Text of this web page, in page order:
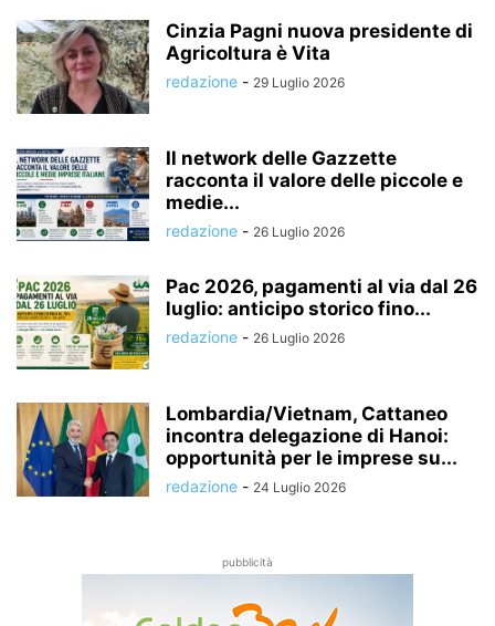
Cinzia Pagni nuova presidente di
Agricoltura è Vita
redazione - 29 Luglio 2026
Il network delle Gazzette
racconta il valore delle piccole e
medie...
redazione - 26 Luglio 2026
Pac 2026, pagamenti al via dal 26
luglio: anticipo storico fino...
redazione - 26 Luglio 2026
Lombardia/Vietnam, Cattaneo
incontra delegazione di Hanoi:
opportunità per le imprese su...
redazione - 24 Luglio 2026
pubblicità